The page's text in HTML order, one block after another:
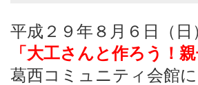
平成２９年８月６日（
「大工さんと作ろう！親
葛西コミュニティ会館